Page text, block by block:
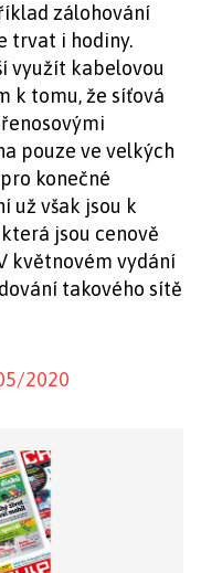
zálohování
trvat i hodiny.
využít kabelovou
k tomu, že síťová
pouze ve velkých
konečné
už však jsou k
jsou cenově
květnovém vydání
takového sítě
2020